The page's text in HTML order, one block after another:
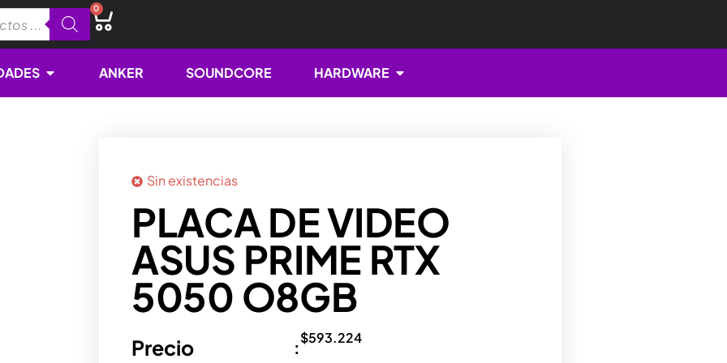
0
Cart
Open NOVEDADES
ANKER SOUNDCORE HARDWARE Open HARDWARE
Sin existencias
PLACA DE VIDEO
ASUS PRIME RTX
5050 O8GB
Precio :$593.224